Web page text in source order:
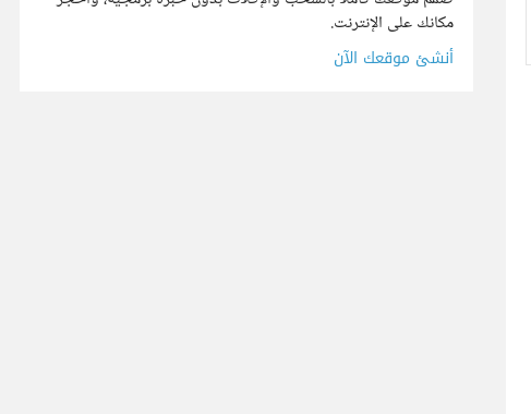
مكانك على الإنترنت.
أنشئ موقعك الآن